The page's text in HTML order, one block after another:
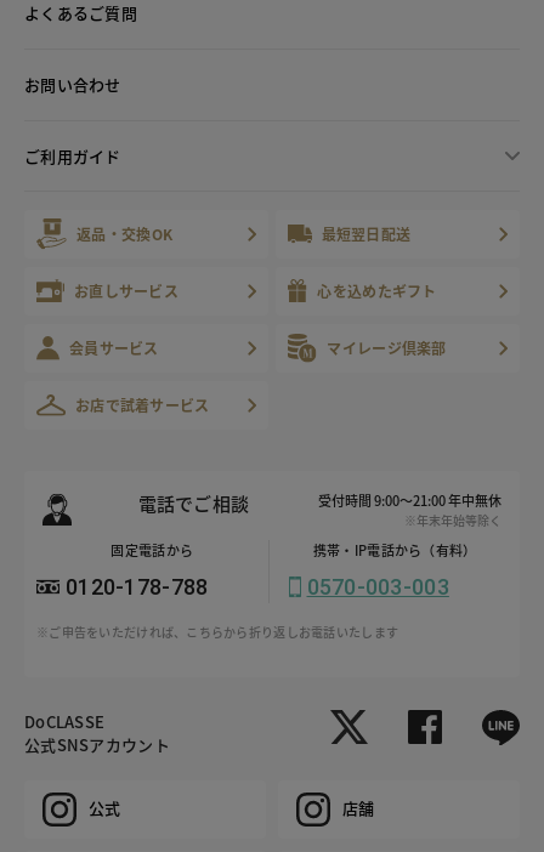
よくあるご質問
お問い合わせ
ご利用ガイド
返品・交換OK 最短翌日配送
お直しサービス 心を込めたギフト
会員サービス マイレージ倶楽部
お店で試着サービス
電話でご相談 受付時間 9:00～21:00 年中無休
※年末年始等除く
固定電話から
0120-178-788
携帯・IP電話から（有料）
0570-003-003
※ご申告をいただければ、こちらから折り返しお電話いたします
DoCLASSE
公式SNSアカウント
公式 店舗